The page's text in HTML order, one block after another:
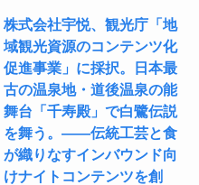
株式会社宇悦、観光庁「地
域観光資源のコンテンツ化
促進事業」に採択。日本最
古の温泉地・道後温泉の能
舞台「千寿殿」で白鷺伝説
を舞う。――伝統工芸と食
が織りなすインバウンド向
けナイトコンテンツを創